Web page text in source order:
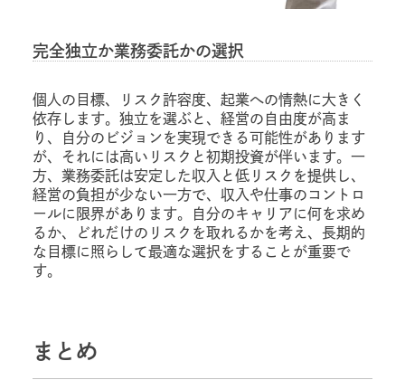
完全独立か業務委託かの選択
個人の目標、リスク許容度、起業への情熱に大きく
依存します。独立を選ぶと、経営の自由度が高ま
り、自分のビジョンを実現できる可能性があります
が、それには高いリスクと初期投資が伴います。一
方、業務委託は安定した収入と低リスクを提供し、
経営の負担が少ない一方で、収入や仕事のコントロ
ールに限界があります。自分のキャリアに何を求め
るか、どれだけのリスクを取れるかを考え、長期的
な目標に照らして最適な選択をすることが重要で
す。
まとめ